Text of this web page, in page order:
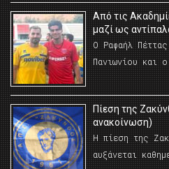
Από τις
μαζί ως
Ο Ραφαήλ
Πανιωνίου και ο
Πίεση της
ανακοίνωση)
Η πίεση της
αυξάνεται